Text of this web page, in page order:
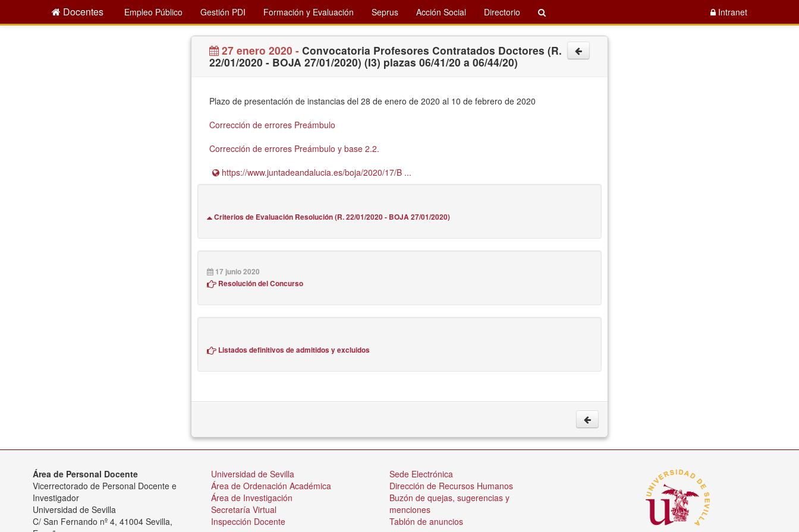
Docentes Intranet
Empleo Público Gestión PDI Formación y Evaluación Seprus Acción Social Directorio
27 enero 2020 - Convocatoria Profesores Contratados Doctores (R.
22/01/2020 - BOJA 27/01/2020) (I3) plazas 06/41/20 a 06/44/20)
Plazo de presentación de instancias del 28 de enero de 2020 al 10 de febrero de 2020
Corrección de errores Preámbulo
Corrección de errores Preámbulo y base 2.2.
https://www.juntadeandalucia.es/boja/2020/17/B ...
Criterios de Evaluación Resolución (R. 22/01/2020 - BOJA 27/01/2020)
17 junio 2020
Resolución del Concurso
Listados definitivos de admitidos y excluidos
Área de Personal Docente
Vicerrectorado de Personal Docente e
Investigador
Universidad de Sevilla
C/ San Fernando nº 4, 41004 Sevilla,
Universidad de Sevilla
Área de Ordenación Académica
Área de Investigación
Secretaría Virtual
Inspección Docente
Sede Electrónica
Dirección de Recursos Humanos
Buzón de quejas, sugerencias y
menciones
Tablón de anuncios